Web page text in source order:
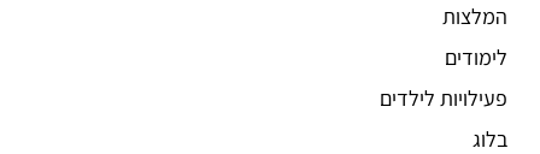
המלצות
לימודים
פעילויות לילדים
בלוג